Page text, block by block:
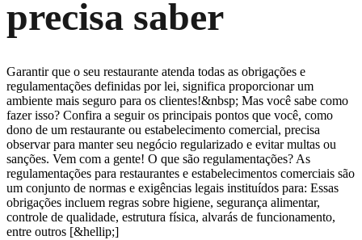
precisa saber
Garantir que o seu restaurante atenda todas as obrigações e
regulamentações definidas por lei, significa proporcionar um
ambiente mais seguro para os clientes!&nbsp; Mas você sabe como
fazer isso? Confira a seguir os principais pontos que você, como
dono de um restaurante ou estabelecimento comercial, precisa
observar para manter seu negócio regularizado e evitar multas ou
sanções. Vem com a gente! O que são regulamentações? As
regulamentações para restaurantes e estabelecimentos comerciais são
um conjunto de normas e exigências legais instituídos para: Essas
obrigações incluem regras sobre higiene, segurança alimentar,
controle de qualidade, estrutura física, alvarás de funcionamento,
entre outros [&hellip;]